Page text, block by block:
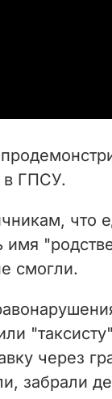
в ГПСУ.
что
имя
смогли.
через
забрали